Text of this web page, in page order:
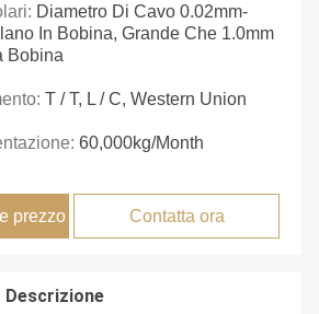
Diametro Di Cavo 0.02mm-
In Bobina, Grande Che 1.0mm
Bobina
T / T, L / C, Western Union
60,000kg/Month
prezzo Contatta ora
Descrizione